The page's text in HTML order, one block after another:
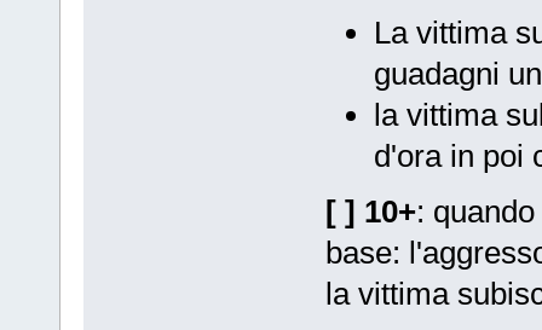
La vittima
guadagni
la vittima
d'ora in poi
[ ] 10+:
base:
la vittima